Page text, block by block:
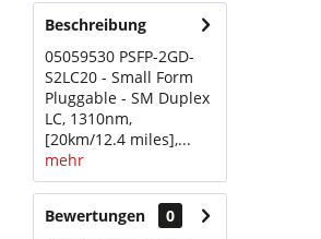
Beschreibung
05059530 PSFP-2GD-
S2LC20 - Small Form
Pluggable - SM Duplex
LC, 1310nm,
[20km/12.4 miles],...
mehr
Bewertungen
0